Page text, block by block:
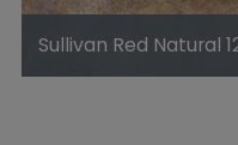
Sullivan Red Natural